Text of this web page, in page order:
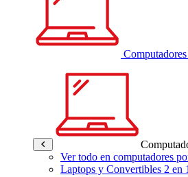
Ver todo en computadores
Laptops y Convertibles 2 en 1